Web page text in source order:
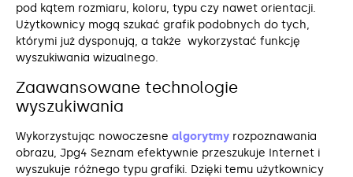
pod kątem rozmiaru, koloru, typu czy nawet orientacji.
Użytkownicy mogą szukać grafik podobnych do tych,
którymi już dysponują, a także wykorzystać funkcję
wyszukiwania wizualnego.
Zaawansowane technologie
wyszukiwania
Wykorzystując nowoczesne algorytmy rozpoznawania
obrazu, Jpg4 Seznam efektywnie przeszukuje Internet i
wyszukuje różnego typu grafiki. Dzięki temu użytkownicy